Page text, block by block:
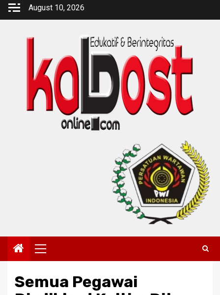
Skip
August 10, 2026
Primary
Menu
Semua Pegawai